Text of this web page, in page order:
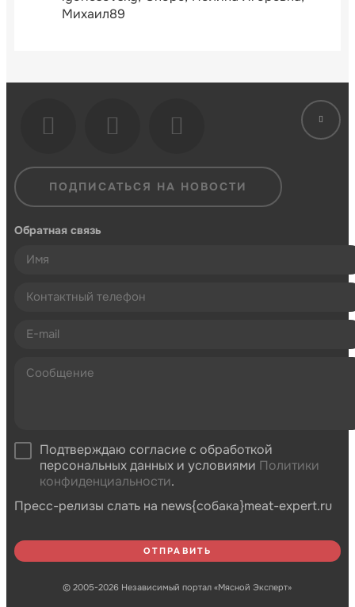
Михаил89
ПОДПИСАТЬСЯ НА НОВОСТИ
Обратная связь
Подтверждаю согласие с обработкой
персональных данных и условиями Политики
конфиденциальности.
Пресс-релизы слать на news{собака}meat-expert.ru
© 2005-2026 Независимый портал «Мясной Эксперт»